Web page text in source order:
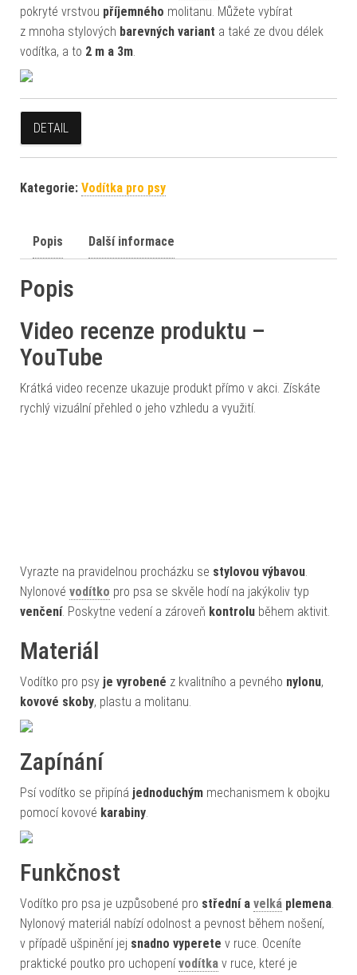
pokryté vrstvou příjemného molitanu. Můžete vybírat
z mnoha stylových barevných variant a také ze dvou délek
vodítka, a to 2 m a 3m.
DETAIL
Kategorie: Vodítka pro psy
Popis Další informace
Popis
Video recenze produktu –
YouTube
Krátká video recenze ukazuje produkt přímo v akci. Získáte
rychlý vizuální přehled o jeho vzhledu a využití.
Vyrazte na pravidelnou procházku se stylovou výbavou.
Nylonové vodítko pro psa se skvěle hodí na jakýkoliv typ
venčení. Poskytne vedení a zároveň kontrolu během aktivit.
Materiál
Vodítko pro psy je vyrobené z kvalitního a pevného nylonu,
kovové skoby, plastu a molitanu.
Zapínání
Psí vodítko se připíná jednoduchým mechanismem k obojku
pomocí kovové karabiny.
Funkčnost
Vodítko pro psa je uzpůsobené pro střední a velká plemena.
Nylonový materiál nabízí odolnost a pevnost během nošení,
v případě ušpinění jej snadno vyperete v ruce. Oceníte
praktické poutko pro uchopenívodítka v ruce, které je